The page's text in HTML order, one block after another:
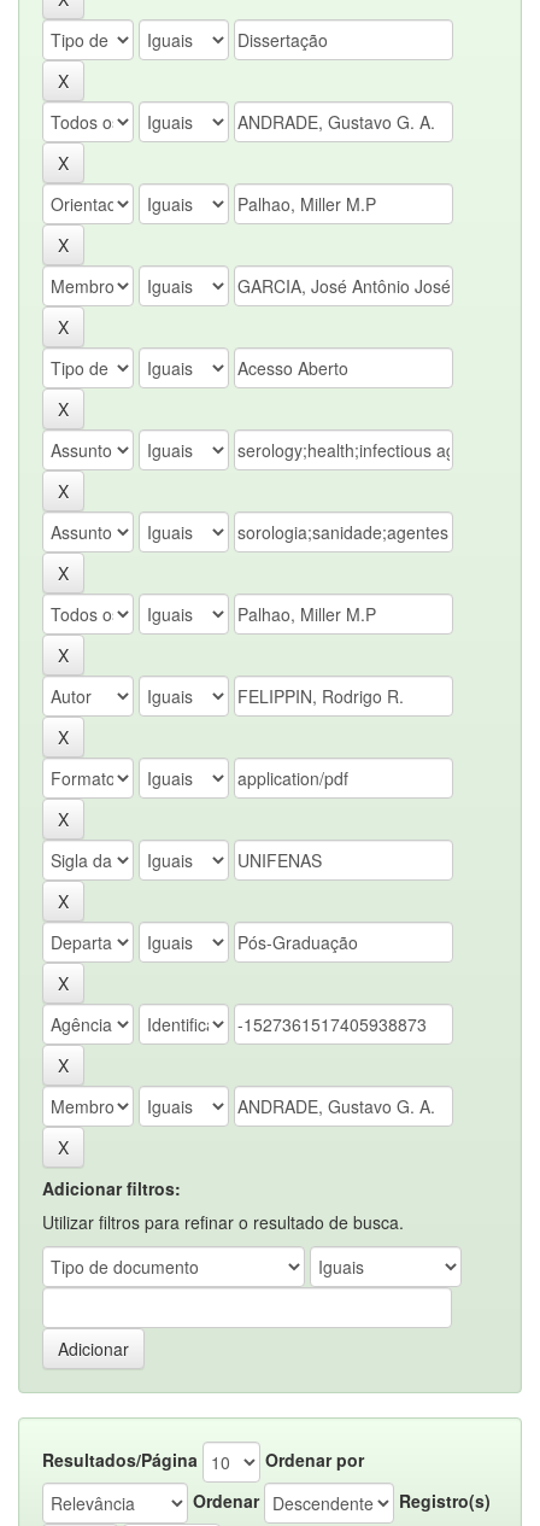
Adicionar filtros:
Utilizar filtros para refinar o resultado de busca.
Resultados/Página
Ordenar por
Ordenar
Registro(s)